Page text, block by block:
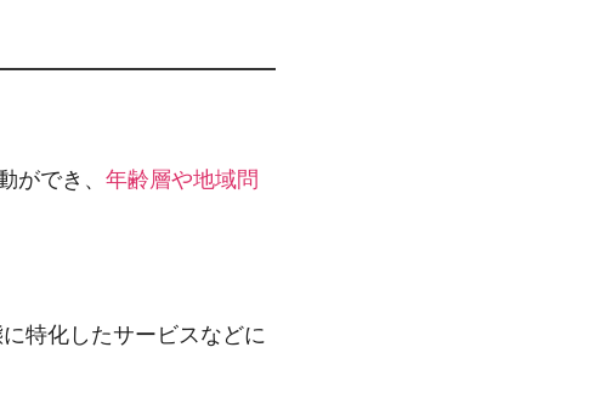
でき、 年齢層や地域問
特化したサービスなどに